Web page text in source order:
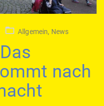
Allgemein, News
nach